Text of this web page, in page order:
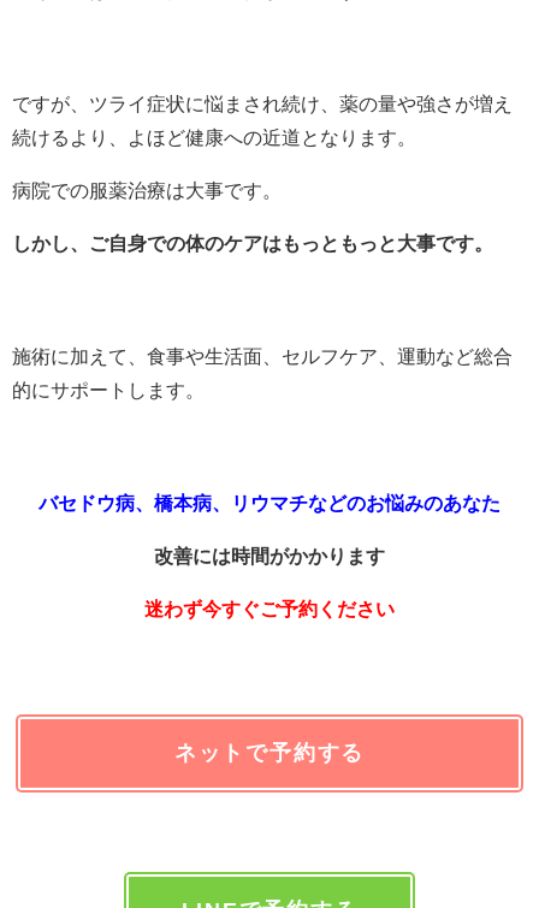
ですが、ツライ症状に悩まされ続け、薬の量や強さが増え
続けるより、よほど健康への近道となります。
病院での服薬治療は大事です。
しかし、ご自身での体のケアはもっともっと大事です。
施術に加えて、食事や生活面、セルフケア、運動など総合
的にサポートします。
バセドウ病、橋本病、リウマチなどのお悩みのあなた
改善には時間がかかります
迷わず今すぐご予約ください
ネットで予約する